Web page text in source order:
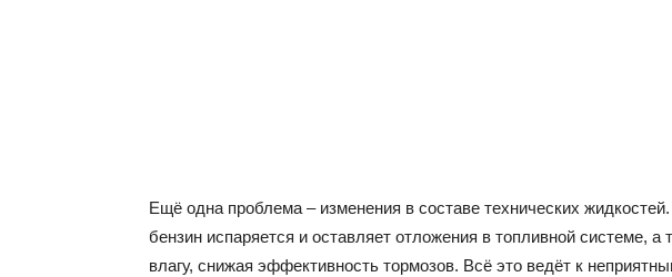
Ещё одна проблема – изменения в составе технических
бензин испаряется и оставляет отложения в топливной системе, а
влагу, снижая эффективность тормозов. Всё это ведёт к